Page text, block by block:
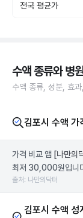
전국 평균가
수액 종류와 병
수액 종류, 성분, 효
김포시 수액 가
가격 비교 앱 [나만의
최저 30,000원입니
출처: 나만의닥터
김포시 수액 성